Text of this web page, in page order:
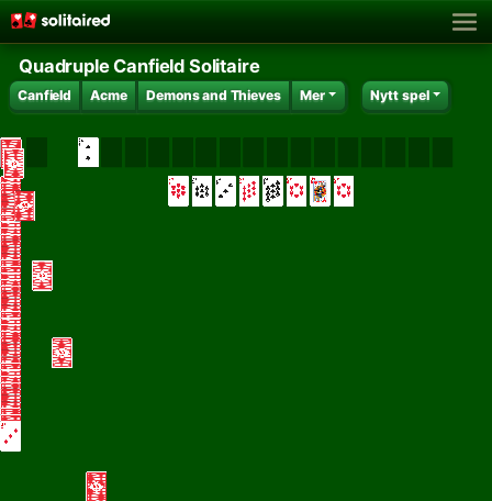
Quadruple Canfield Solitaire
Canfield Acme Demons and Thieves Mer Nytt spel